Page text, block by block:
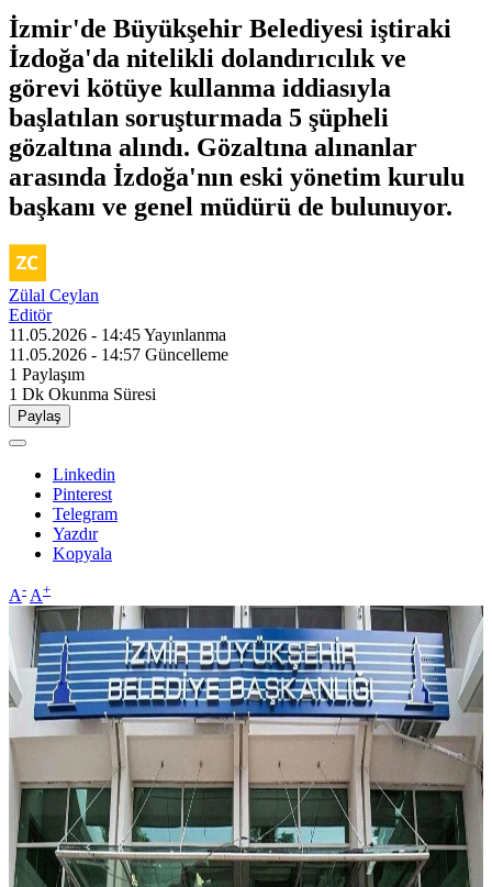
İzmir'de Büyükşehir Belediyesi iştiraki
İzdoğa'da nitelikli dolandırıcılık ve
görevi kötüye kullanma iddiasıyla
başlatılan soruşturmada 5 şüpheli
gözaltına alındı. Gözaltına alınanlar
arasında İzdoğa'nın eski yönetim kurulu
başkanı ve genel müdürü de bulunuyor.
Zülal Ceylan
Editör
11.05.2026 - 14:45Yayınlanma
11.05.2026 - 14:57 Güncelleme
1 Paylaşım
1 Dk Okunma Süresi
Paylaş
Linkedin
Pinterest
Telegram
Yazdır
Kopyala
A- A+